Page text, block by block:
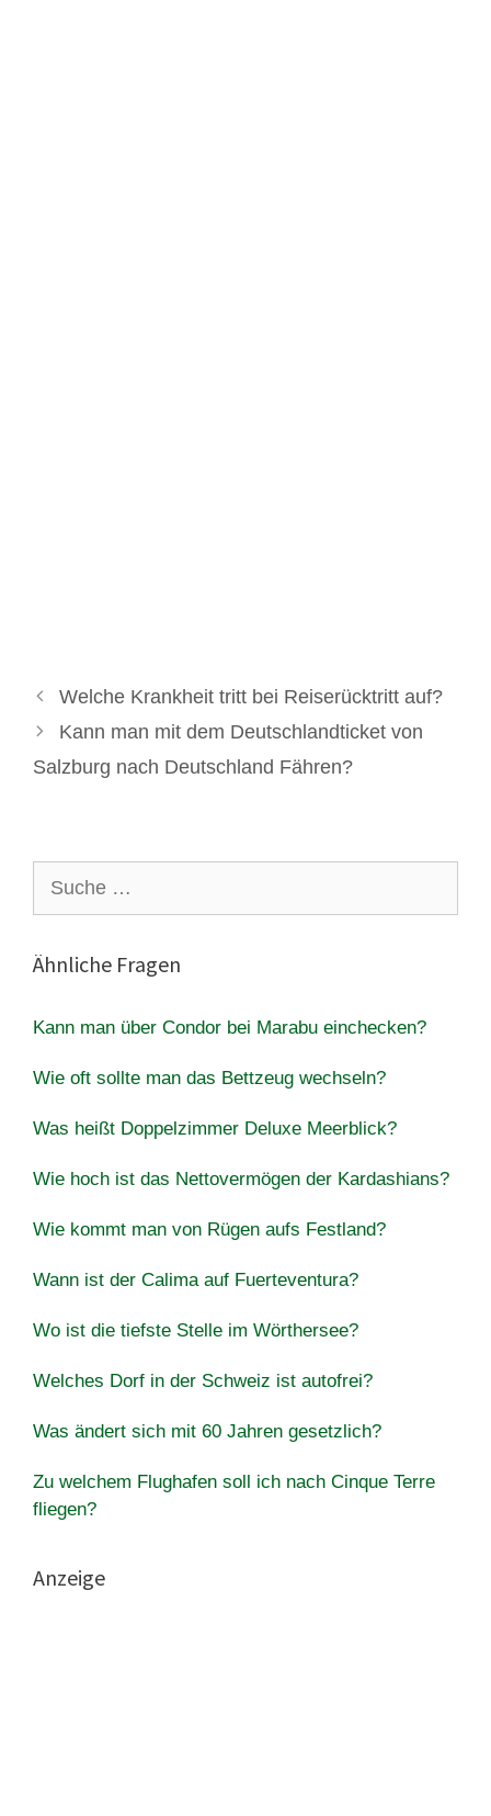
Welche Krankheit tritt bei Reiserücktritt auf?
Kann man mit dem Deutschlandticket von
Salzburg nach Deutschland Fähren?
nach:
Ähnliche Fragen
Kann man über Condor bei Marabu einchecken?
Wie oft sollte man das Bettzeug wechseln?
Was heißt Doppelzimmer Deluxe Meerblick?
Wie hoch ist das Nettovermögen der Kardashians?
Wie kommt man von Rügen aufs Festland?
Wann ist der Calima auf Fuerteventura?
Wo ist die tiefste Stelle im Wörthersee?
Welches Dorf in der Schweiz ist autofrei?
Was ändert sich mit 60 Jahren gesetzlich?
Zu welchem ​​Flughafen soll ich nach Cinque Terre
fliegen?
Anzeige